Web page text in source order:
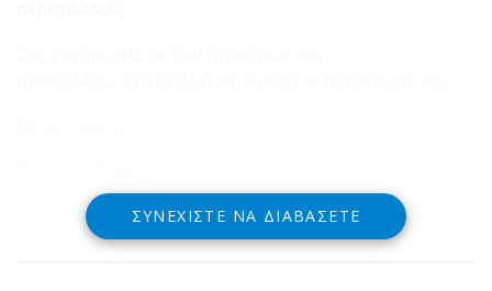
Περιφερειάρχης Στερεάς Ελλάδας
ΣΥΝΕΧΊΣΤΕ ΝΑ ΔΙΑΒΆΣΕΤΕ